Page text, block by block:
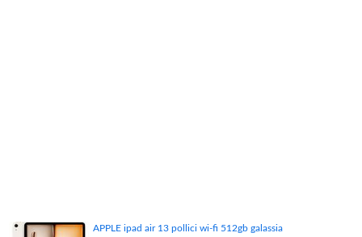
APPLE ipad air 13 pollici wi-fi 512gb galassia